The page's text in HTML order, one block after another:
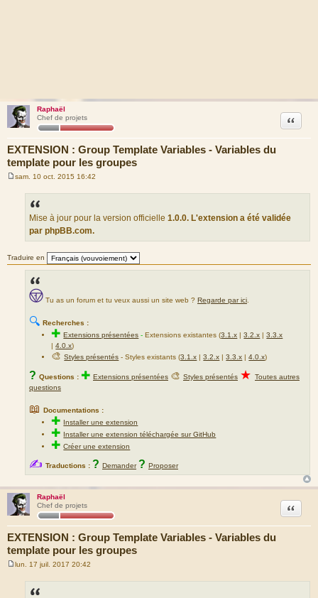
Raphaël
Chef de projets
EXTENSION : Group Template Variables - Variables du
template pour les groupes
Citation
sam. 10 oct. 2015 16:42
Mise à jour pour la version officielle 1.0.0. L'extension a été validée
par phpBB.com.
Traduire en
Tu as un forum et tu veux aussi un site web ? Regarde par ici.
🔍 Recherches :
✚Extensions présentées -Extensions existantes (3.1.x |3.2.x |3.3.x
|4.0.x)
🎨Styles présentés - Styles existants (3.1.x |3.2.x |3.3.x |4.0.x)
? Questions : ✚ Extensions présentées 🎨 Styles présentés ★ Toutes autres
questions
📖 Documentations :
✚ Installer une extension
✚ Installer une extension téléchargée sur GitHub
✚Créer une extension
✍ Traductions : ? Demander ? Proposer
Raphaël
Chef de projets
EXTENSION : Group Template Variables - Variables du
template pour les groupes
Citation
lun. 17 juil. 2017 20:42